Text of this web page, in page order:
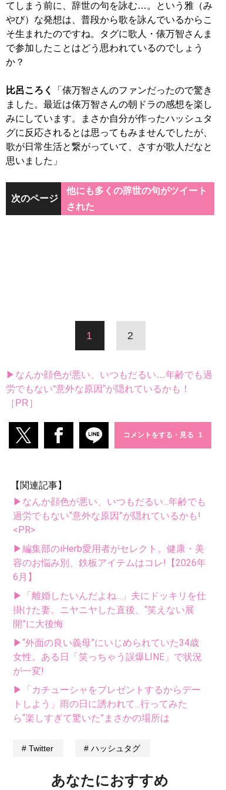
てしまう前に、辞世の句を詠む…。という雅（み
やび）な発想は、普段から歌を詠んでいるからこ
そ生まれたのですね。タグに歌人・俵万智さんま
で参加したことはどう思われているのでしょう
か？
比呂ころく
「俵万智さんのファンだったので驚き
ました。最近は俵万智さんの朝ドラの感想を楽し
みにしています。まさか自分が作ったハッシュタ
グに反応されるとは思ってもみませんでしたが、
歌が日常生活と繋がっていて、さすが歌人だなと
思いました」
次のページ
他にも多くの辞世の句がツイート
された
1 2
▶なんか顔色が悪い、いつもだるい…年齢でも過
労でもない“意外な原因”が隠れているかも！
［PR］
コメントをする・見る
【関連記事】
▶なんか顔色が悪い、いつもだるい...年齢でも
過労でもない“意外な原因”が隠れているかも!
<PR>
▶編集部のiHerb愛用者がセレクト。健康・美
容のお悩み別、鉄板アイテムはコレ!【2026年
6月】
▶「離婚したいんだよね...」夫にドッキリを仕
掛けた妻。ニヤニヤした直後、“笑えない展
開”に大後悔
▶“外面の良い義母”にいじめられていた34歳
女性。ある日「笑っちゃう誤爆LINE」で状況
が一変!
▶「カチューシャをプレゼントするからデー
トしよう」雨の日に誘われて...行ってみた
ら“楽しすぎて驚いた”まさかの場所は
Twitter ハッシュタグ
あなたにおすすめ